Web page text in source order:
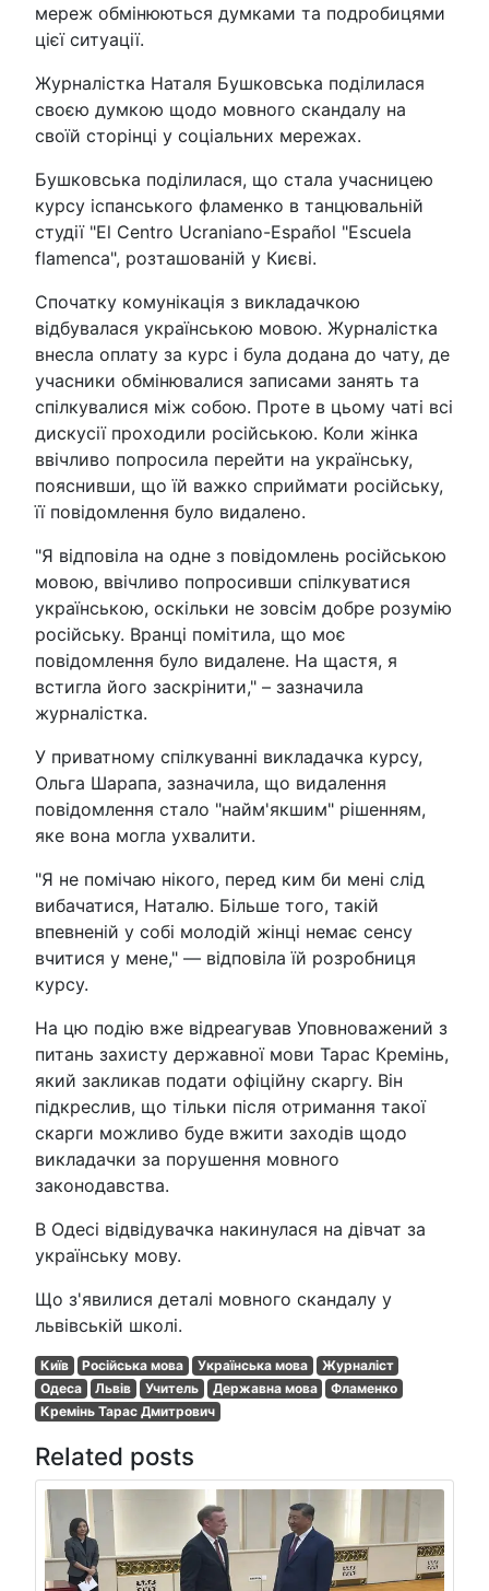
мереж обмінюються думками та подробицями
цієї ситуації.
Журналістка Наталя Бушковська поділилася
своєю думкою щодо мовного скандалу на
своїй сторінці у соціальних мережах.
Бушковська поділилася, що стала учасницею
курсу іспанського фламенко в танцювальній
студії "El Centro Ucraniano-Español "Escuela
flamenca", розташованій у Києві.
Спочатку комунікація з викладачкою
відбувалася українською мовою. Журналістка
внесла оплату за курс і була додана до чату, де
учасники обмінювалися записами занять та
спілкувалися між собою. Проте в цьому чаті всі
дискусії проходили російською. Коли жінка
ввічливо попросила перейти на українську,
пояснивши, що їй важко сприймати російську,
її повідомлення було видалено.
"Я відповіла на одне з повідомлень російською
мовою, ввічливо попросивши спілкуватися
українською, оскільки не зовсім добре розумію
російську. Вранці помітила, що моє
повідомлення було видалене. На щастя, я
встигла його заскрінити," – зазначила
журналістка.
У приватному спілкуванні викладачка курсу,
Ольга Шарапа, зазначила, що видалення
повідомлення стало "найм'якшим" рішенням,
яке вона могла ухвалити.
"Я не помічаю нікого, перед ким би мені слід
вибачатися, Наталю. Більше того, такій
впевненій у собі молодій жінці немає сенсу
вчитися у мене," — відповіла їй розробниця
курсу.
На цю подію вже відреагував Уповноважений з
питань захисту державної мови Тарас Кремінь,
який закликав подати офіційну скаргу. Він
підкреслив, що тільки після отримання такої
скарги можливо буде вжити заходів щодо
викладачки за порушення мовного
законодавства.
В Одесі відвідувачка накинулася на дівчат за
українську мову.
Що з'явилися деталі мовного скандалу у
львівській школі.
Київ Російська мова Українська мова
Журналіст
Одеса
Львів Учитель Державна мова
Фламенко
Кремінь Тарас Дмитрович
Related posts